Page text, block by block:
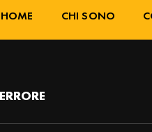
HOME CHI SONO